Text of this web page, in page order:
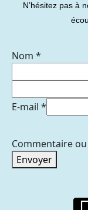
N’hésitez pas à
Nom *
E-mail *
Commentaire
Envoyer